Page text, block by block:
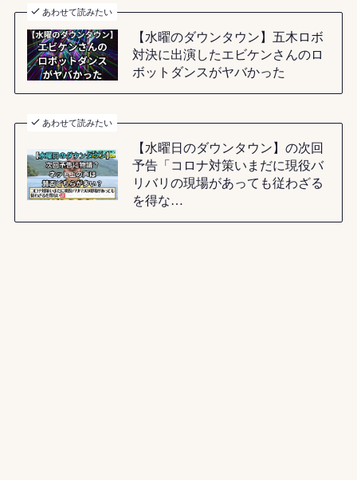
あわせて読みたい
【水曜のダウンタウン】五木ロボ
対決に出演したエビケンさんのロ
ボットダンスがヤバかった
あわせて読みたい
【水曜日のダウンタウン】の次回
予告「コロナ対策いまだに現役バ
リバリの現場があっても従わざる
を得な…